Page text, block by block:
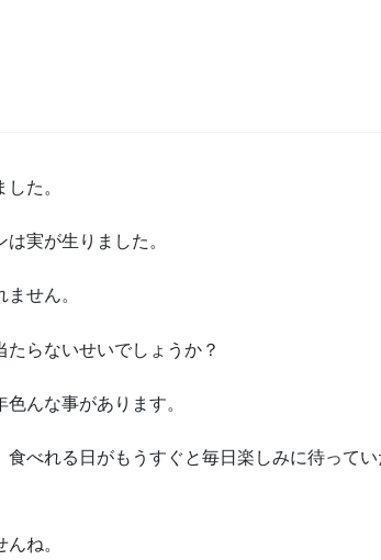
た。
実が生りました。
せん。
らないせいでしょうか？
んな事があります。
べれる日がもうすぐと毎日楽しみに待ってい
ね。